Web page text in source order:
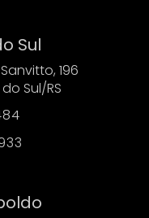
Sul
196
Sul/RS